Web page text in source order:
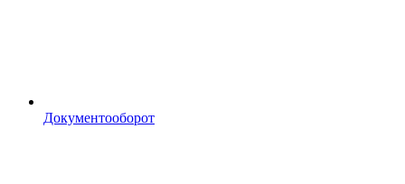
Документооборот